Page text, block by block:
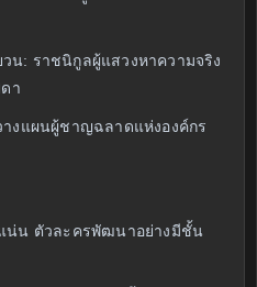
น: ราชนิกูลผู้แสวงหาความจริง
า
างแผนผู้ชาญฉลาดแห่งองค์กร
แน่น ตัวละครพัฒนาอย่างมีชั้น